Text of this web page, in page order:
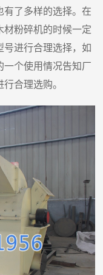
了多样的选择。在
粉碎机的时候一定
进行合理选择，如
个使用情况告知厂
合理选购。